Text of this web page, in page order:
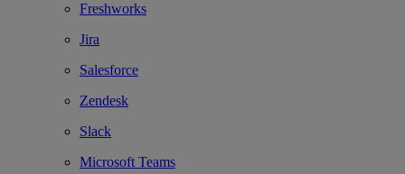
Freshworks
Jira
Salesforce
Zendesk
Slack
Microsoft Teams